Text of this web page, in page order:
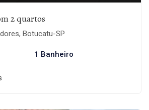
2 quartos
Botucatu-SP
1 Banheiro